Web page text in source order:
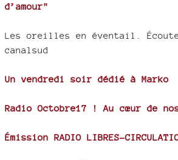
d’amour"
Les oreilles en éventail.
canalsud
Un vendredi soir dédié à Marko
Radio Octobre17 ! Au cœur de
Émission RADIO LIBRES-